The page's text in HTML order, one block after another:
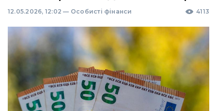
12.05.2026, 12:02 — Особисті фінанси 4113